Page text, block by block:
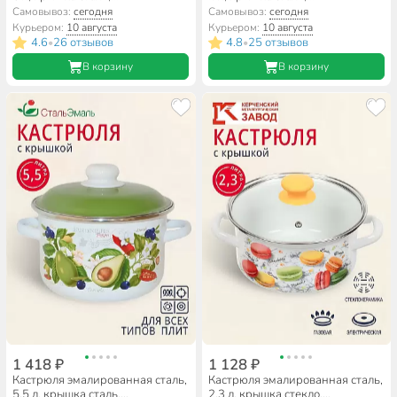
цилиндрическая, Керченский
металлургический завод,
41804-182/6, в ассортименте
Самовывоз:сегодня
Курьером: 10 августа
4.6•26 отзывов
В корзину
цилиндрическая, СтальЭмаль,
Авокадо, 6RD201M,
белоснежная, индукция
Самовывоз: сегодня
Курьером: 10 августа
4.8•25 отзывов
В корзину
1 418 ₽
Кастрюля эмалированная сталь,
1 128 ₽
Кастрюля эмалированная сталь,